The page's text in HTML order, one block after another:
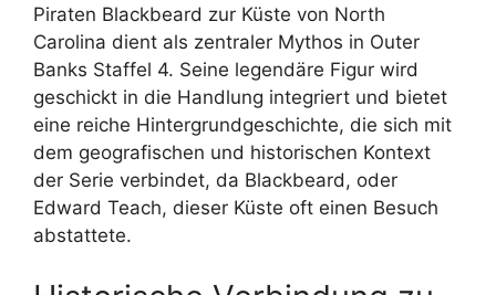
Piraten Blackbeard zur Küste von North
Carolina dient als zentraler Mythos in Outer
Banks Staffel 4. Seine legendäre Figur wird
geschickt in die Handlung integriert und bietet
eine reiche Hintergrundgeschichte, die sich mit
dem geografischen und historischen Kontext
der Serie verbindet, da Blackbeard, oder
Edward Teach, dieser Küste oft einen Besuch
abstattete.